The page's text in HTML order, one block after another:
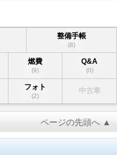
整備手帳
(8)
燃費
(9)
Q&A
(0)
フォト
(2)
中古車
ページの先頭へ ▲